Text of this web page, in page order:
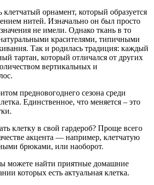
орнамент, который образуется
нитей. Изначально он был просто
не имели. Однако ткань в то
красителями, типичными
Так и родилась традиция: каждый
тартан, который отличался от других
вертикальных и
предновогоднего сезона среди
Единственное, что меняется – это
клетку в свой гардероб? Проще всего
акцента — например, клетчатую
брюками, или наоборот.
можете найти приятные домашние
которых есть актуальная клетка.